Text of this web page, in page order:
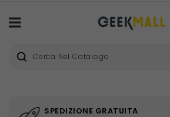
SPEDIZIONE GRATUITA